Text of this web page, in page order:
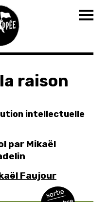
raison
intellectuelle
par Mikaël
Faujour
sortie